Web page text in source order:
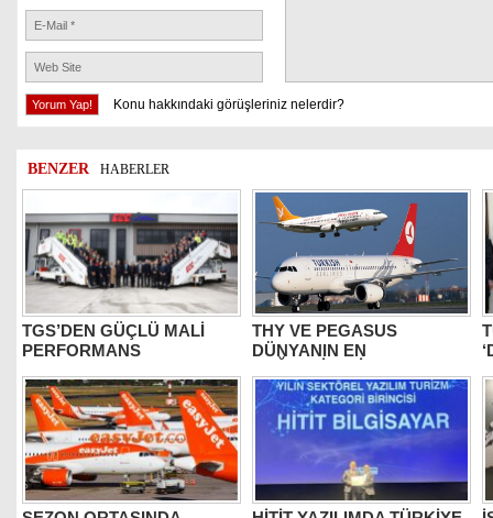
Konu hakkındaki görüşleriniz nelerdir?
BENZER HABERLER
TGS’DEN GÜÇLÜ MALİ
PERFORMANS
THY VE PEGASUS
DÜNYANIN EN